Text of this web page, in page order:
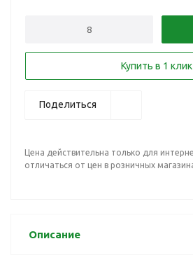
Купить в 1 клик
Поделиться
Цена действительна только для
отличаться от цен в розничных
Описание